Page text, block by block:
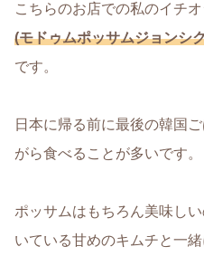
こちらのお店での私のイチオ
(モドゥムポッサムジョンシ
です。
日本に帰る前に最後の韓国
がら食べることが多いです。
ポッサムはもちろん美味し
いている甘めのキムチと一緒